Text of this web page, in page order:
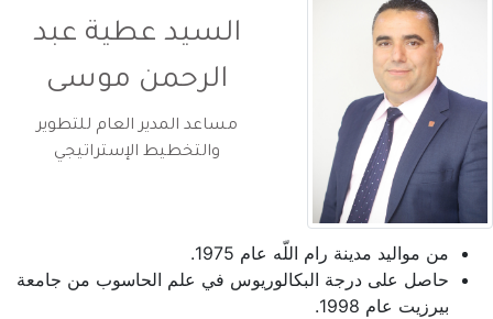
السيد عطية عبد
الرحمن موسى
مساعد المدير العام للتطوير
والتخطيط الإستراتيجي
من مواليد مدينة رام اللّه عام 1975.
حاصل على درجة البكالوريوس في علم الحاسوب من جامعة
بيرزيت عام 1998.